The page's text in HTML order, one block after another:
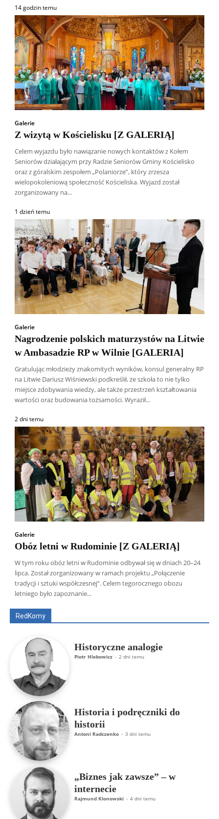
14 godzin temu
Galerie
Z wizytą w Kościelisku [Z GALERIĄ]
Celem wyjazdu było nawiązanie nowych kontaktów z Kołem
Seniorów działającym przy Radzie Seniorów Gminy Kościelisko
oraz z góralskim zespołem „Polaniorze”, który zrzesza
wielopokoleniową społeczność Kościeliska. Wyjazd został
zorganizowany na...
1 dzień temu
Galerie
Nagrodzenie polskich maturzystów na Litwie
w Ambasadzie RP w Wilnie [GALERIA]
Gratulując młodzieży znakomitych wyników, konsul generalny RP
na Litwie Dariusz Wiśniewski podkreślił, że szkoła to nie tylko
miejsce zdobywania wiedzy, ale także przestrzeń kształtowania
wartości oraz budowania tożsamości. Wyraził...
2 dni temu
Galerie
Obóz letni w Rudominie [Z GALERIĄ]
W tym roku obóz letni w Rudominie odbywał się w dniach 20–24
lipca. Został zorganizowany w ramach projektu „Połączenie
tradycji i sztuki współczesnej”. Celem tegorocznego obozu
letniego było zapoznanie...
RedKomy
Wszyscy Aleksander Borowik
Antoni Radczenko
Artur Płokszto
Grzegorz Górny
ks. Jarosław Wąsowicz SDB
Historyczne analogie
Piotr Hlebowicz - 2 dni temu
Historia i podręczniki do
historii
Antoni Radczenko - 3 dni temu
„Biznes jak zawsze” – w
internecie
Rajmund Klonowski - 4 dni temu